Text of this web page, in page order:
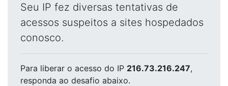
Seu IP fez diversas tentativas de
acessos suspeitos a sites hospedados
conosco.
Para liberar o acesso do IP 216.73.216.247,
responda ao desafio abaixo.